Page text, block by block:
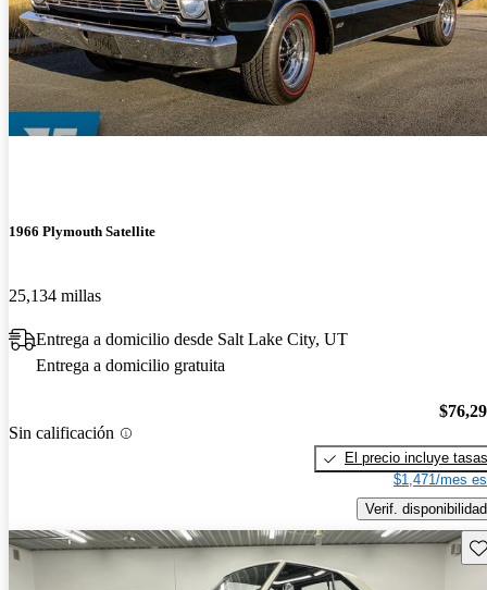
1966 Plymouth Satellite
25,134 millas
Entrega a domicilio desde Salt Lake City, UT
Entrega a domicilio gratuita
Sin calificación
El precio incluye tasas
$1,471/mes
Verif. disponibilidad